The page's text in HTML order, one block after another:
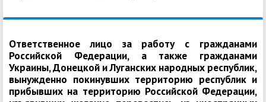
Ответственное лицо за работу с гражданами
Российской Федерации, а также гражданами
Украины, Донецкой и Луганских народных республик,
вынужденно покинувших территорию республик и
прибывших на территорию Российской Федерации,